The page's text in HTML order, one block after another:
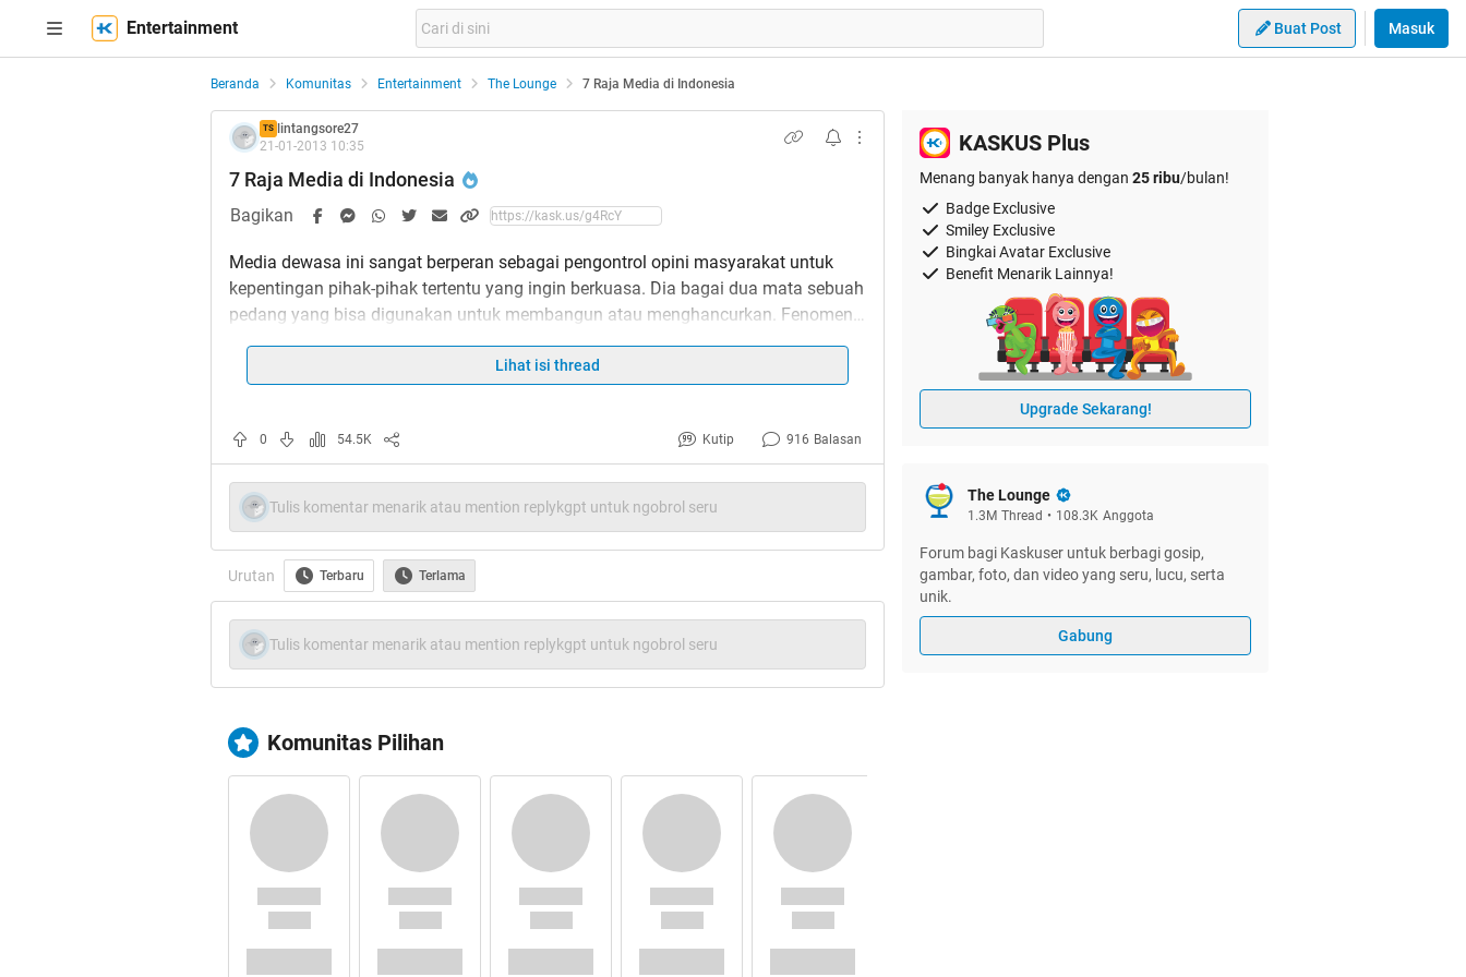
Entertainment Buat Post Masuk
Beranda Komunitas Entertainment The Lounge 7 Raja Media di Indonesia
TS
lintangsore27
21-01-2013 10:35
7 Raja Media di Indonesia
Bagikan
Media dewasa ini sangat berperan sebagai pengontrol opini masyarakat untuk
kepentingan pihak-pihak tertentu yang ingin berkuasa. Dia bagai dua mata sebuah
pedang yang bisa digunakan untuk membangun atau menghancurkan. Fenomena
ini membuat siapapun yang mampu menguasai media informasi akan memiliki
power yang besar untuk menguasai serta mengarahkan cara pandang masyarakat
1. Jacob Oetama
Lihat isi thread
0 54.5K Kutip 916 Balasan
Tulis komentar menarik atau mention replykgpt untuk ngobrol seru
Urutan Terbaru Terlama
Tulis komentar menarik atau mention replykgpt untuk ngobrol seru
Komunitas Pilihan
KASKUS Plus
Menang banyak hanya dengan 25 ribu/bulan!
Badge Exclusive
Smiley Exclusive
Bingkai Avatar Exclusive
Benefit Menarik Lainnya!
Upgrade Sekarang!
The Lounge
1.3M Thread • 108.3K Anggota
Forum bagi Kaskuser untuk berbagi gosip,
gambar, foto, dan video yang seru, lucu, serta
unik.
Gabung